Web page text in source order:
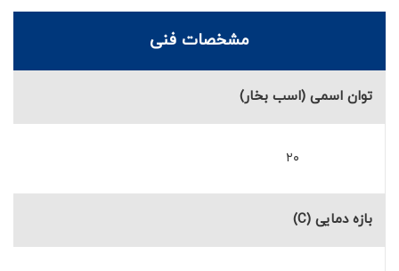
مشخصات فنی
توان اسمی (اسب بخار)
۲۰
بازه دمایی (C)